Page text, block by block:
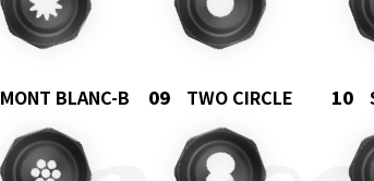
MONT BLANC-B TWO CIRCLE